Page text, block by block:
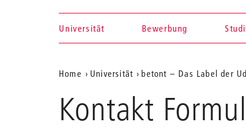
Navigation &
Suche
Universität Bewerbung
Aktuelle
Position
auf
Home Universität betont – Das Label der
Kontakt